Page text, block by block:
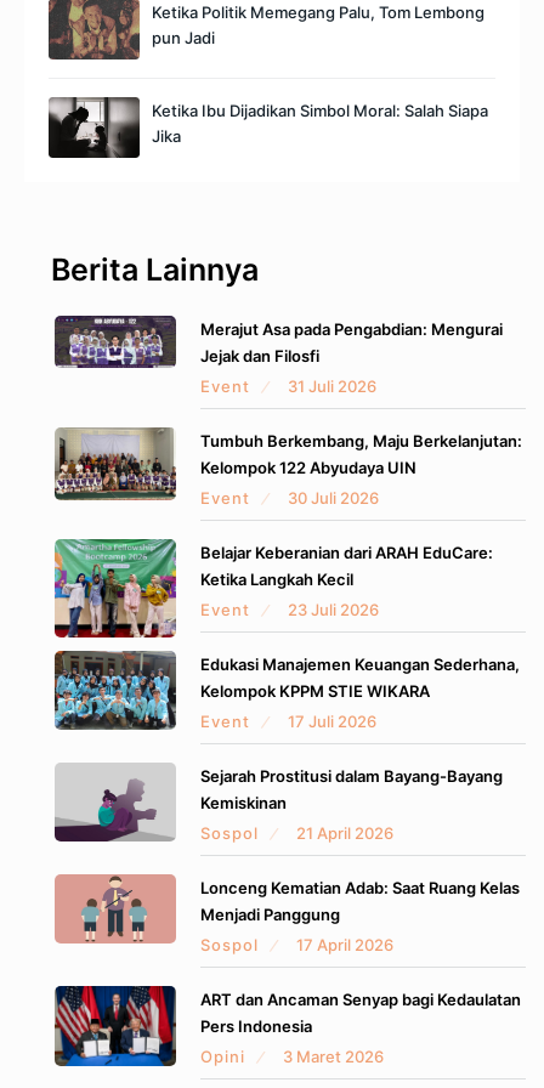
Ketika Politik Memegang Palu, Tom Lembong
pun Jadi
Ketika Ibu Dijadikan Simbol Moral: Salah Siapa
Jika
Berita Lainnya
Merajut Asa pada Pengabdian: Mengurai
Jejak dan Filosfi
Event
31 Juli 2026
Tumbuh Berkembang, Maju Berkelanjutan:
Kelompok 122 Abyudaya UIN
Event
30 Juli 2026
Belajar Keberanian dari ARAH EduCare:
Ketika Langkah Kecil
Event
23 Juli 2026
Edukasi Manajemen Keuangan Sederhana,
Kelompok KPPM STIE WIKARA
Event
17 Juli 2026
Sejarah Prostitusi dalam Bayang-Bayang
Kemiskinan
Sospol
21 April 2026
Lonceng Kematian Adab: Saat Ruang Kelas
Menjadi Panggung
Sospol
17 April 2026
ART dan Ancaman Senyap bagi Kedaulatan
Pers Indonesia
Opini
3 Maret 2026